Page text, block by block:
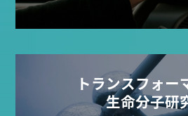
トランスフォー
生命分子研